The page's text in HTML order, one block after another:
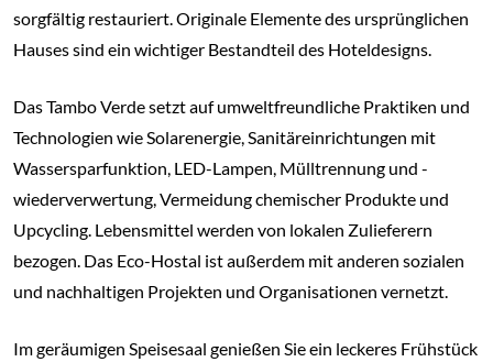
sorgfältig restauriert. Originale Elemente des ursprünglichen
Hauses sind ein wichtiger Bestandteil des Hoteldesigns.
Das Tambo Verde setzt auf umweltfreundliche Praktiken und
Technologien wie Solarenergie, Sanitäreinrichtungen mit
Wassersparfunktion, LED-Lampen, Mülltrennung und -
wiederverwertung, Vermeidung chemischer Produkte und
Upcycling. Lebensmittel werden von lokalen Zulieferern
bezogen. Das Eco-Hostal ist außerdem mit anderen sozialen
und nachhaltigen Projekten und Organisationen vernetzt.
Im geräumigen Speisesaal genießen Sie ein leckeres Frühstück